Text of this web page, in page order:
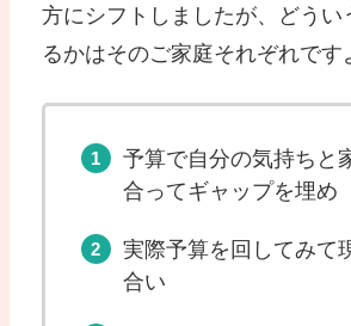
方にシフトしましたが、どうい
るかはそのご家庭それぞれです
予算で自分の気持ちと
合ってギャップを埋め
実際予算を回してみて
合い